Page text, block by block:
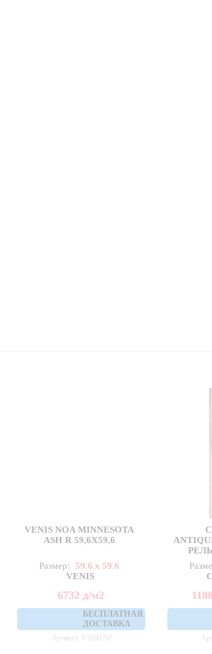
VENIS NOA MINNESOTA
ASH R 59,6X59,6
Размер:
59.6 x 59.6
VENIS
6732 д/м2
БЕСПЛАТНАЯ
ДОСТАВКА
Артикул: V5590767
1188